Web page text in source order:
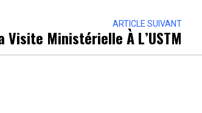
ARTICLE SUIVANT
Ministérielle À L’USTM